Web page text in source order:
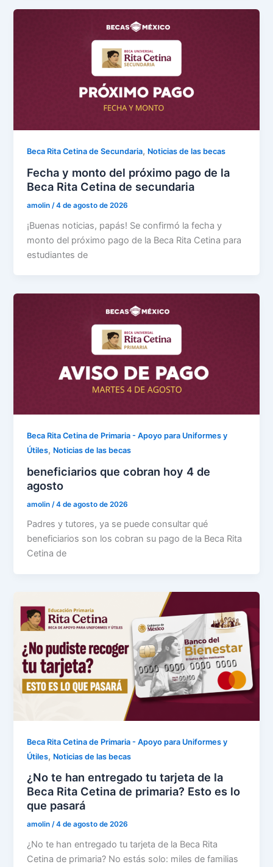
Beca Rita Cetina de Secundaria, Noticias de las becas
Fecha y monto del próximo pago de la
Beca Rita Cetina de secundaria
amolin /4 de agosto de 2026
¡Buenas noticias, papás! Se confirmó la fecha y
monto del próximo pago de la Beca Rita Cetina para
estudiantes de
Beca Rita Cetina de Primaria - Apoyo para Uniformes y
Útiles, Noticias de las becas
beneficiarios que cobran hoy 4 de
agosto
amolin /4 de agosto de 2026
Padres y tutores, ya se puede consultar qué
beneficiarios son los cobran su pago de la Beca Rita
Cetina de
Beca Rita Cetina de Primaria - Apoyo para Uniformes y
Útiles, Noticias de las becas
¿No te han entregado tu tarjeta de la
Beca Rita Cetina de primaria? Esto es lo
que pasará
amolin/4 de agosto de 2026
¿No te han entregado tu tarjeta de la Beca Rita
Cetina de primaria? No estás solo: miles de familias